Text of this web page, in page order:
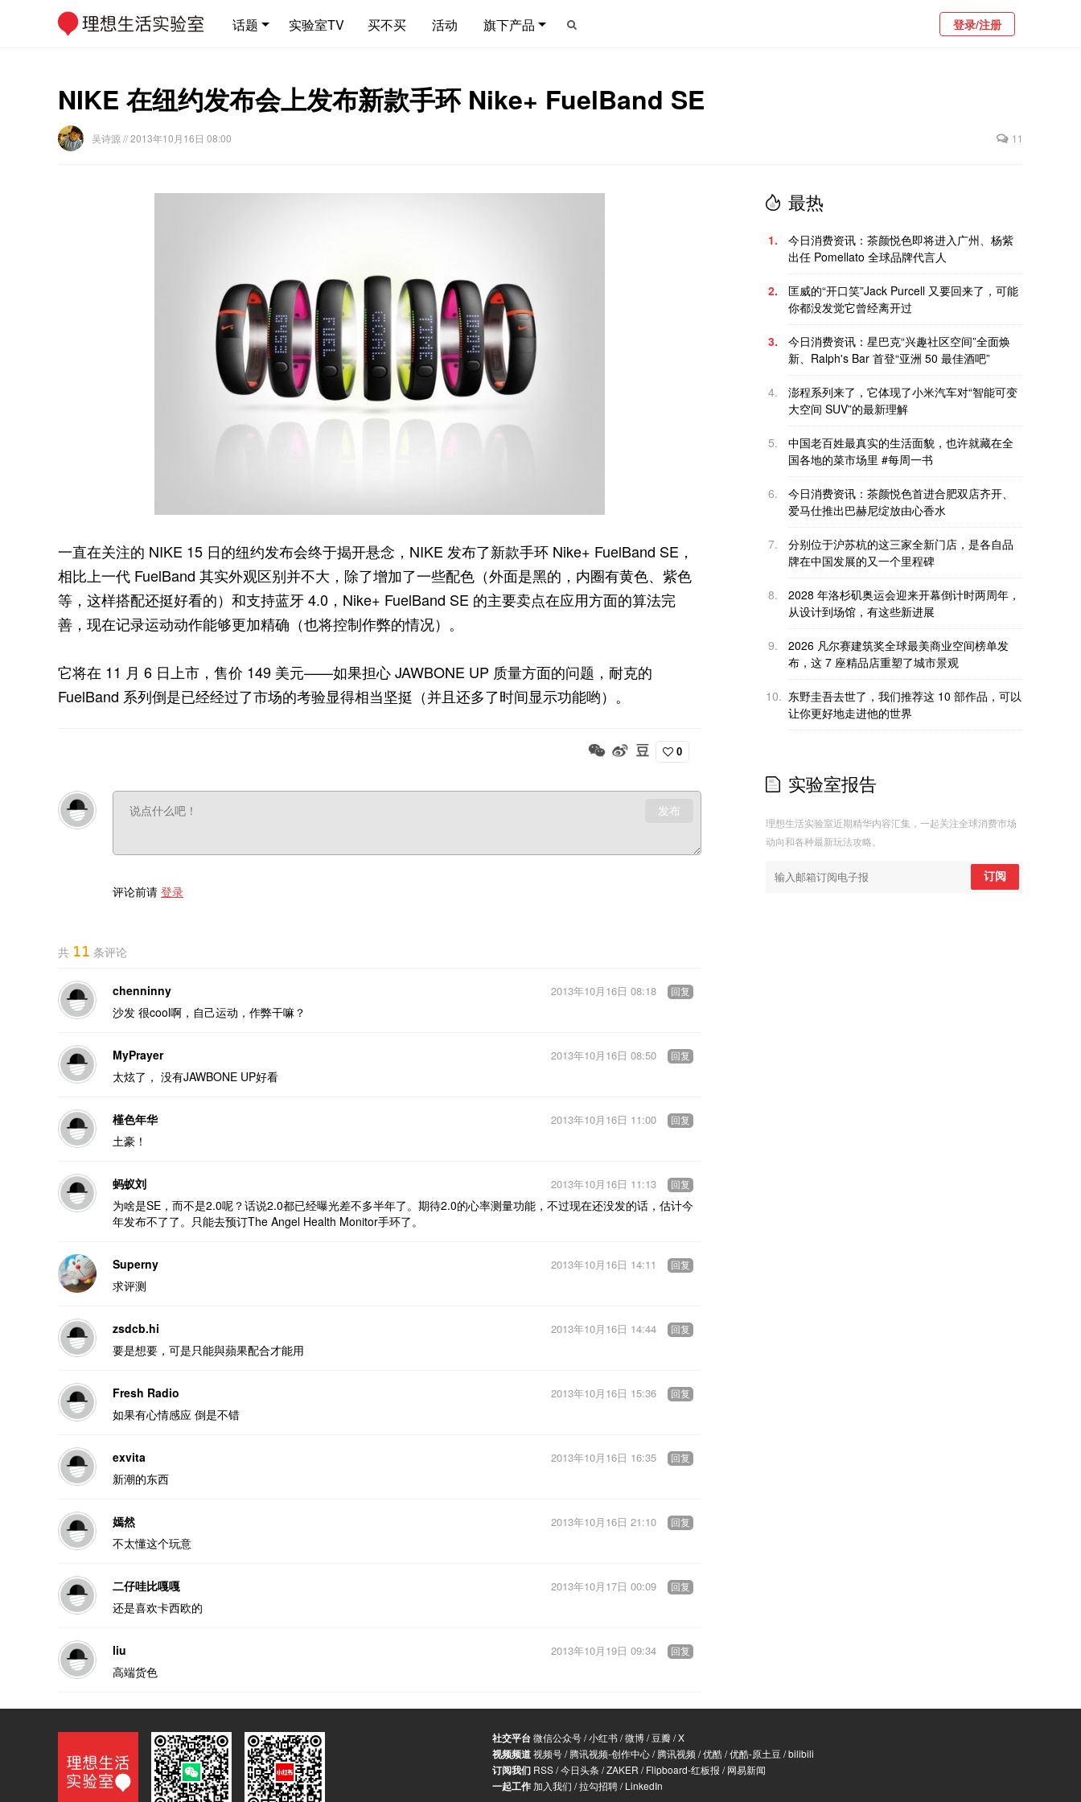
话题 实验室TV 买不买 活动 旗下产品 登录/注册
NIKE 在纽约发布会上发布新款手环 Nike+ FuelBand SE
吴诗源 // 2013年10月16日 08:00 11
一直在关注的 NIKE 15 日的纽约发布会终于揭开悬念，NIKE 发布了新款手环 Nike+ FuelBand SE，
相比上一代 FuelBand 其实外观区别并不大，除了增加了一些配色（外面是黑的，内圈有黄色、紫色
等，这样搭配还挺好看的）和支持蓝牙 4.0，Nike+ FuelBand SE 的主要卖点在应用方面的算法完
善，现在记录运动动作能够更加精确（也将控制作弊的情况）。
它将在 11 月 6 日上市，售价 149 美元——如果担心 JAWBONE UP 质量方面的问题，耐克的
FuelBand 系列倒是已经经过了市场的考验显得相当坚挺（并且还多了时间显示功能哟）。
0
发布
评论前请 登录
共 11 条评论
chenninny
沙发 很cool啊，自己运动，作弊干嘛？
2013年10月16日 08:18 回复
MyPrayer
太炫了， 没有JAWBONE UP好看
2013年10月16日 08:50 回复
槿色年华
土豪！
2013年10月16日 11:00 回复
蚂蚁刘
为啥是SE，而不是2.0呢？话说2.0都已经曝光差不多半年了。期待2.0的心率测量功能，不过现在还没发的话，估计今
年发布不了了。只能去预订The Angel Health Monitor手环了。
2013年10月16日 11:13 回复
Superny
求评测
2013年10月16日 14:11 回复
zsdcb.hi
要是想要，可是只能與蘋果配合才能用
2013年10月16日 14:44 回复
Fresh Radio
如果有心情感应 倒是不错
2013年10月16日 15:36 回复
exvita
新潮的东西
2013年10月16日 16:35 回复
嫣然
不太懂这个玩意
2013年10月16日 21:10 回复
二仔哇比嘎嘎
还是喜欢卡西欧的
2013年10月17日 00:09 回复
liu
高端货色
2013年10月19日 09:34 回复
最热
1.
今日消费资讯：茶颜悦色即将进入广州、杨紫
出任 Pomellato 全球品牌代言人
2.
匡威的“开口笑”Jack Purcell 又要回来了，可能
你都没发觉它曾经离开过
3.
今日消费资讯：星巴克“兴趣社区空间”全面焕
新、Ralph's Bar 首登“亚洲 50 最佳酒吧”
4.
澎程系列来了，它体现了小米汽车对“智能可变
大空间 SUV”的最新理解
5.
中国老百姓最真实的生活面貌，也许就藏在全
国各地的菜市场里 #每周一书
6.
今日消费资讯：茶颜悦色首进合肥双店齐开、
爱马仕推出巴赫尼绽放由心香水
7.
分别位于沪苏杭的这三家全新门店，是各自品
牌在中国发展的又一个里程碑
8.
2028 年洛杉矶奥运会迎来开幕倒计时两周年，
从设计到场馆，有这些新进展
9.
2026 凡尔赛建筑奖全球最美商业空间榜单发
布，这 7 座精品店重塑了城市景观
10. 东野圭吾去世了，我们推荐这 10 部作品，可以
让你更好地走进他的世界
实验室报告
理想生活实验室近期精华内容汇集，一起关注全球消费市场
动向和各种最新玩法攻略。
社交平台微信公众号/小红书/微博/豆瓣/X
视频频道视频号/腾讯视频-创作中心/腾讯视频/优酷/优酷-原土豆 /bilibili
订阅我们 RSS/今日头条 /ZAKER /Flipboard-红板报 /网易新闻
一起工作加入我们 /拉勾招聘/LinkedIn